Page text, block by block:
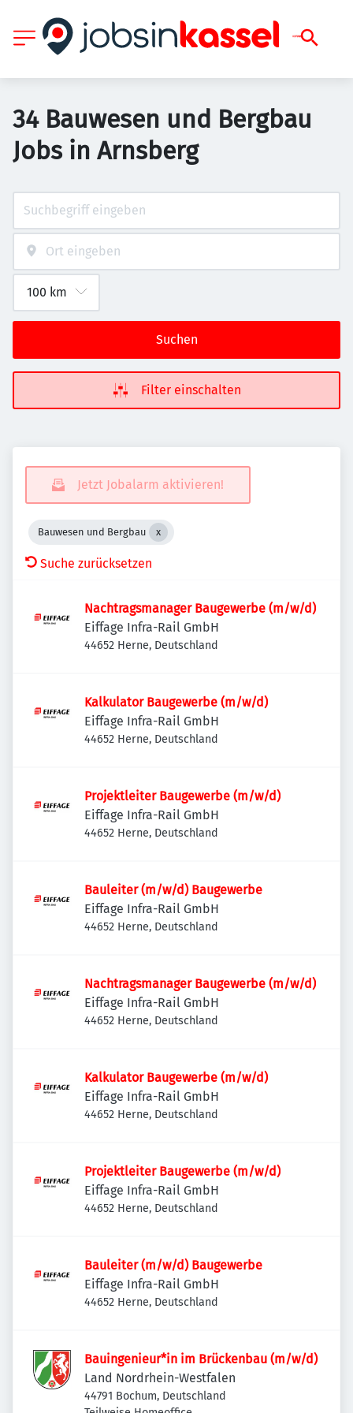
34 Bauwesen und Bergbau
Jobs in Arnsberg
Suchen
Filter einschalten
Jetzt Jobalarm aktivieren!
Bauwesen und Bergbau
Suche zurücksetzen
Nachtragsmanager Baugewerbe (m/w/d)
Eiffage Infra-Rail GmbH
44652 Herne, Deutschland
Kalkulator Baugewerbe (m/w/d)
Eiffage Infra-Rail GmbH
44652 Herne, Deutschland
Projektleiter Baugewerbe (m/w/d)
Eiffage Infra-Rail GmbH
44652 Herne, Deutschland
Bauleiter (m/w/d) Baugewerbe
Eiffage Infra-Rail GmbH
44652 Herne, Deutschland
Nachtragsmanager Baugewerbe (m/w/d)
Eiffage Infra-Rail GmbH
44652 Herne, Deutschland
Kalkulator Baugewerbe (m/w/d)
Eiffage Infra-Rail GmbH
44652 Herne, Deutschland
Projektleiter Baugewerbe (m/w/d)
Eiffage Infra-Rail GmbH
44652 Herne, Deutschland
Bauleiter (m/w/d) Baugewerbe
Eiffage Infra-Rail GmbH
44652 Herne, Deutschland
Bauingenieur*in im Brückenbau (m/w/d)
Land Nordrhein-Westfalen
44791 Bochum, Deutschland